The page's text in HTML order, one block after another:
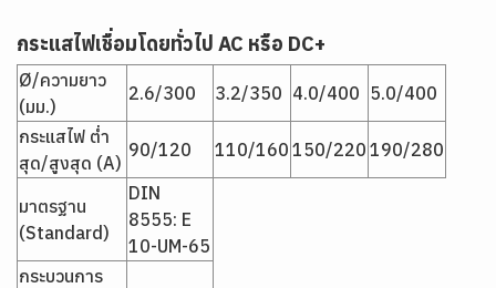
กระแสไฟเชื่อมโดยทั่วไป AC หรือ DC+
Ø/ความยาว
(มม.)
2.6/300 3.2/350 4.0/400 5.0/400
กระแสไฟ ต่ำ
สุด/สูงสุด (A)
90/120 110/160 150/220 190/280
มาตรฐาน
(Standard)
DIN
8555: E
10-UM-65
กระบวนการ